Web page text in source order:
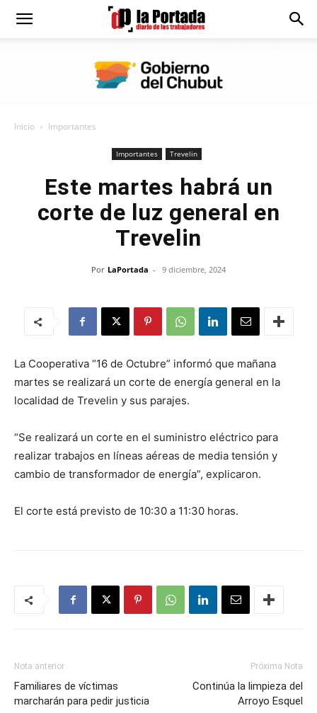
Diario
Inicio Importantes
Importantes Trevelin
Este martes habrá un
corte de luz general en
Trevelin
Por LaPortada - 9 diciembre, 2024
La Cooperativa “16 de Octubre” informó que mañana
martes se realizará un corte de energía general en la
localidad de Trevelin y sus parajes.
“Se realizará un corte en el suministro eléctrico para
realizar trabajos en líneas aéreas de media tensión y
cambio de transformador de energía”, explicaron.
El corte está previsto de 10:30 a 11:30 horas.
Nota anterior
Familiares de víctimas
marcharán para pedir justicia
Próxima Nota
Continúa la limpieza del
Arroyo Esquel